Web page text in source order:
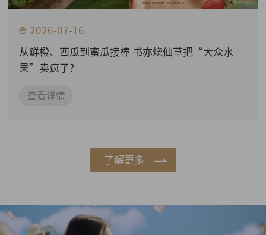
2026-07-16
从鲜橙、西瓜到蜜瓜接棒 书亦烧仙草把“大众水
果”卖疯了?
查看详情
了解更多